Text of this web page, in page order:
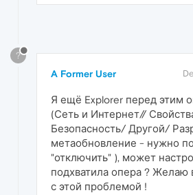
?
A Former User
Я ещё Explorer перед этим
(Сеть и Интернет//
Безопасность/ Другой/
метаобновление - нужно
"отключить" ), может
подхватила опера ? Желаю
с этой проблемой !